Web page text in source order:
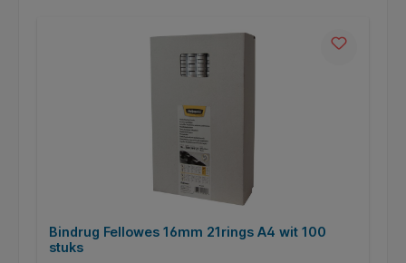
Bindrug Fellowes 16mm 21rings A4 wit 100
stuks